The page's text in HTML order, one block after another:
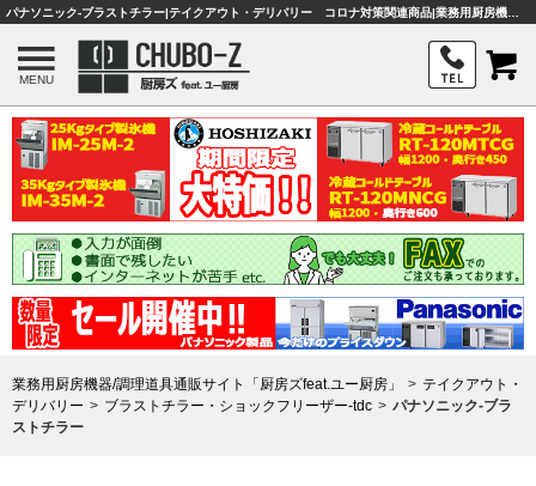
MENU
業務用厨房機器/調理道具通販サイト「厨房ズfeat.ユー厨房」
テイクアウト・
デリバリー
ブラストチラー・ショックフリーザー-tdc
パナソニック-ブラ
ストチラー